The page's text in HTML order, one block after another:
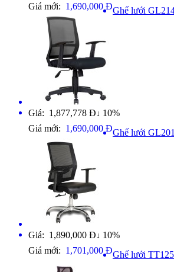
Giá mới: 1,690,000 ĐGhế lưới
Giá: 1,877,778 Đ ↓ 10%
Giá mới: 1,690,000 ĐGhế lưới GL201
Giá: 1,890,000 Đ ↓ 10%
Giá mới: 1,701,000 ĐGhế lưới